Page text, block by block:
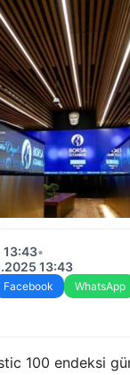
13:43•
13:43
Facebook WhatsApp
100 endeksi